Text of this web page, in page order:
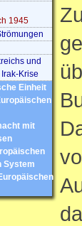
1945
und
Krise
Einheit
mit
System